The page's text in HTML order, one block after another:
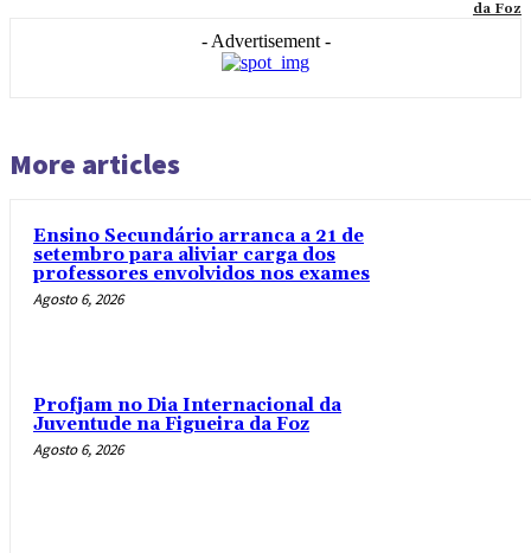
da Foz
- Advertisement -
More articles
Ensino Secundário arranca a 21 de
setembro para aliviar carga dos
professores envolvidos nos exames
Agosto 6, 2026
Profjam no Dia Internacional da
Juventude na Figueira da Foz
Agosto 6, 2026